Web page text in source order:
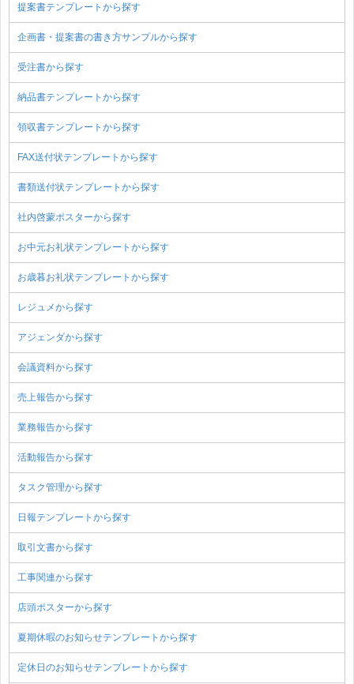
提案書テンプレートから探す
企画書・提案書の書き方サンプルから探す
受注書から探す
納品書テンプレートから探す
領収書テンプレートから探す
FAX送付状テンプレートから探す
書類送付状テンプレートから探す
社内啓蒙ポスターから探す
お中元お礼状テンプレートから探す
お歳暮お礼状テンプレートから探す
レジュメから探す
アジェンダから探す
会議資料から探す
売上報告から探す
業務報告から探す
活動報告から探す
タスク管理から探す
日報テンプレートから探す
取引文書から探す
工事関連から探す
店頭ポスターから探す
夏期休暇のお知らせテンプレートから探す
定休日のお知らせテンプレートから探す